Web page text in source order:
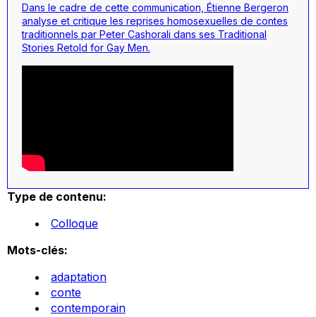
Dans le cadre de cette communication, Étienne Bergeron
analyse et critique les reprises homosexuelles de contes
traditionnels par Peter Cashorali dans ses Traditional
Stories Retold for Gay Men.
Type de contenu:
Colloque
Mots-clés:
adaptation
conte
contemporain